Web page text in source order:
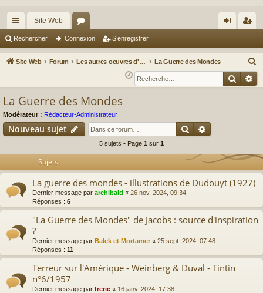
cc
ès
Site Web
or
u ne
xi
nr
eg
Rechercher Connexion S’enregistrer
Site Web Forum Les autres oeuvres d'Edgar P. Jacobs La Guerre des Mondes
e
c
La Guerre des Mondes
Modérateur : Rédacteur-Administrateur
Nouveau sujet Rechercher
5 sujets • Page 1 sur 1
Sujets
La guerre des mondes - illustrations de Dudouyt (1927)
Dernier message par archibald « 26 nov. 2024, 09:34
Réponses : 6
"La Guerre des Mondes" de Jacobs : source d'inspiration
?
Dernier message par Balek et Mortamer« 25 sept. 2024, 07:48
Réponses : 11
Terreur sur l'Amérique - Weinberg & Duval - Tintin
n°6/1957
Dernier message par freric « 16 janv. 2024, 17:38